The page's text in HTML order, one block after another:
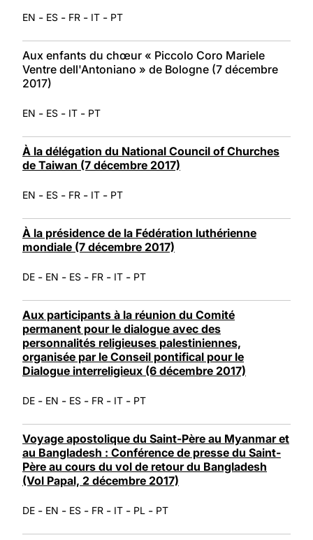
EN - ES - FR - IT - PT
Aux enfants du chœur « Piccolo Coro Mariele
Ventre dell'Antoniano » de Bologne (7 décembre
2017)
EN - ES - IT - PT
À la délégation du National Council of Churches
de Taiwan (7 décembre 2017)
EN - ES - FR - IT - PT
À la présidence de la Fédération luthérienne
mondiale (7 décembre 2017)
DE - EN - ES - FR - IT - PT
Aux participants à la réunion du Comité
permanent pour le dialogue avec des
personnalités religieuses palestiniennes,
organisée par le Conseil pontifical pour le
Dialogue interreligieux (6 décembre 2017)
DE - EN - ES - FR - IT - PT
Voyage apostolique du Saint-Père au Myanmar et
au Bangladesh : Conférence de presse du Saint-
Père au cours du vol de retour du Bangladesh
(Vol Papal, 2 décembre 2017)
DE - EN - ES - FR - IT - PL - PT